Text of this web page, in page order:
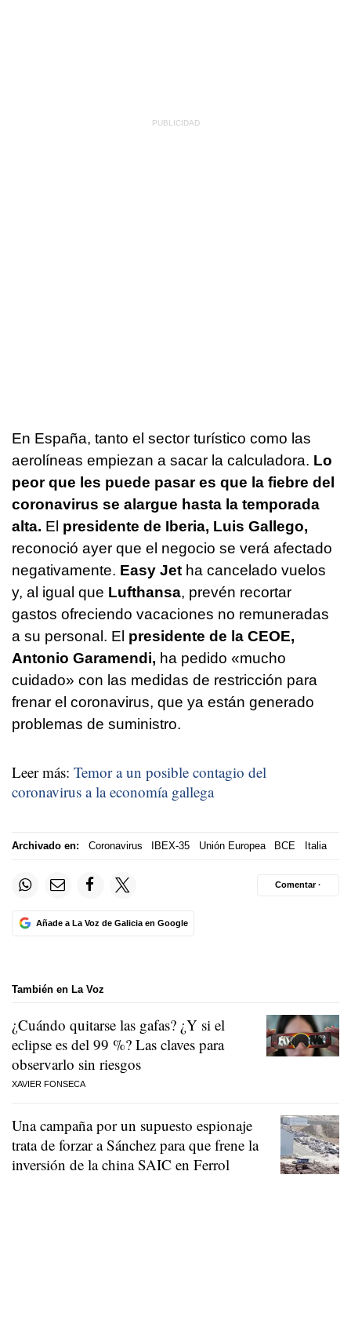
En España, tanto el sector turístico como las
aerolíneas empiezan a sacar la calculadora. Lo
peor que les puede pasar es que la fiebre del
coronavirus se alargue hasta la temporada
alta. El presidente de Iberia, Luis Gallego,
reconoció ayer que el negocio se verá afectado
negativamente. Easy Jet ha cancelado vuelos
y, al igual que Lufthansa, prevén recortar
gastos ofreciendo vacaciones no remuneradas
a su personal. El presidente de la CEOE,
Antonio Garamendi, ha pedido «mucho
cuidado» con las medidas de restricción para
frenar el coronavirus, que ya están generado
problemas de suministro.
Leer más: Temor a un posible contagio del
coronavirus a la economía gallega
Archivado en: Coronavirus IBEX-35 Unión Europea BCE Italia
Añade a La Voz de Galicia en Google
Comentar ·
También en La Voz
¿Cuándo quitarse las gafas? ¿Y si el
eclipse es del 99 %? Las claves para
observarlo sin riesgos
XAVIER FONSECA
Una campaña por un supuesto espionaje
trata de forzar a Sánchez para que frene la
inversión de la china SAIC en Ferrol